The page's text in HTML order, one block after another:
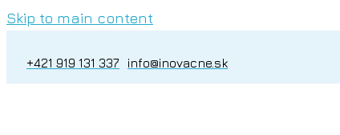
Skip to main content
+421 919 131 337 info@inovacne.sk